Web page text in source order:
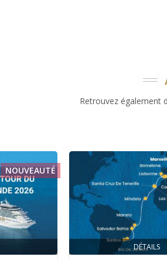
Retrouvez également
NOUVEAUTÉ
DÉTAILS